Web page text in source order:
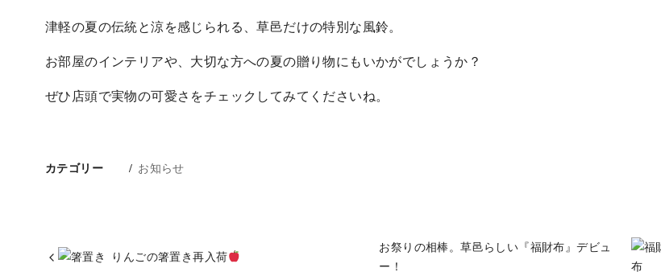
津軽の夏の伝統と涼を感じられる、草邑だけの特別な風鈴。
お部屋のインテリアや、大切な方への夏の贈り物にもいかがでしょうか？
ぜひ店頭で実物の可愛さをチェックしてみてくださいね。
カテゴリー お知らせ
りんごの箸置き再入荷
お祭りの相棒。草邑らしい『福財布』デビュ
ー！